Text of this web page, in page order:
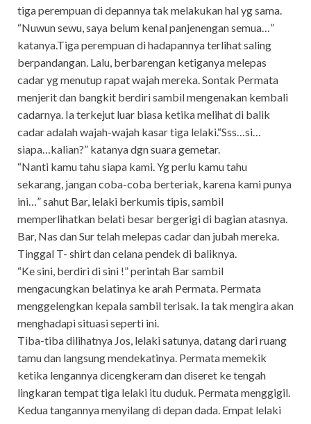
tiga perempuan di depannya tak melakukan hal yg sama.
“Nuwun sewu, saya belum kenal panjenengan semua…”
katanya.Tiga perempuan di hadapannya terlihat saling
berpandangan. Lalu, berbarengan ketiganya melepas
cadar yg menutup rapat wajah mereka. Sontak Permata
menjerit dan bangkit berdiri sambil mengenakan kembali
cadarnya. Ia terkejut luar biasa ketika melihat di balik
cadar adalah wajah-wajah kasar tiga lelaki.“Sss…si…
siapa…kalian?” katanya dgn suara gemetar.
“Nanti kamu tahu siapa kami. Yg perlu kamu tahu
sekarang, jangan coba-coba berteriak, karena kami punya
ini…” sahut Bar, lelaki berkumis tipis, sambil
memperlihatkan belati besar bergerigi di bagian atasnya.
Bar, Nas dan Sur telah melepas cadar dan jubah mereka.
Tinggal T- shirt dan celana pendek di baliknya.
“Ke sini, berdiri di sini !” perintah Bar sambil
mengacungkan belatinya ke arah Permata. Permata
menggelengkan kepala sambil terisak. Ia tak mengira akan
menghadapi situasi seperti ini.
Tiba-tiba dilihatnya Jos, lelaki satunya, datang dari ruang
tamu dan langsung mendekatinya. Permata memekik
ketika lengannya dicengkeram dan diseret ke tengah
lingkaran tempat tiga lelaki itu duduk. Permata menggigil.
Kedua tangannya menyilang di depan dada. Empat lelaki